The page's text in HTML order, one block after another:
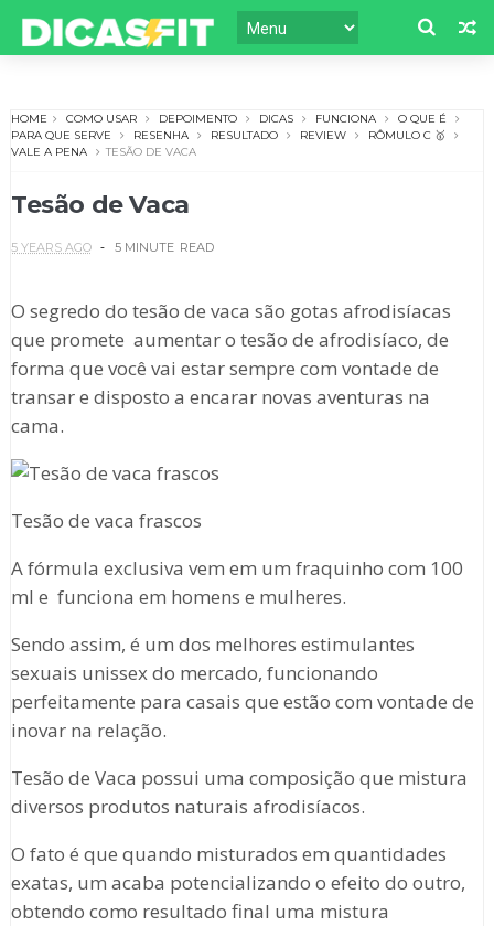
HOME COMO USAR DEPOIMENTO DICAS FUNCIONA
O QUE É
PARA QUE SERVE
RESENHA RESULTADO REVIEW
RÔMULO C 🥇
VALE A PENA
TESÃO DE VACA
Tesão de Vaca
5 YEARS AGO 5 MINUTE READ
O segredo do tesão de vaca são gotas afrodisíacas
que promete aumentar o tesão de afrodisíaco, de
forma que você vai estar sempre com vontade de
transar e disposto a encarar novas aventuras na
cama.
Tesão de vaca frascos
A fórmula exclusiva vem em um fraquinho com 100
ml e funciona em homens e mulheres.
Sendo assim, é um dos melhores estimulantes
sexuais unissex do mercado, funcionando
perfeitamente para casais que estão com vontade de
inovar na relação.
Tesão de Vaca possui uma composição que mistura
diversos produtos naturais afrodisíacos.
O fato é que quando misturados em quantidades
exatas, um acaba potencializando o efeito do outro,
obtendo como resultado final uma mistura